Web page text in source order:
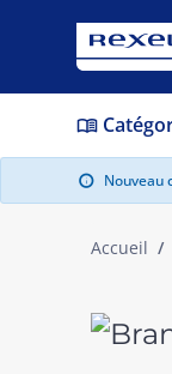
menu_book
info Nouveau
Accueil